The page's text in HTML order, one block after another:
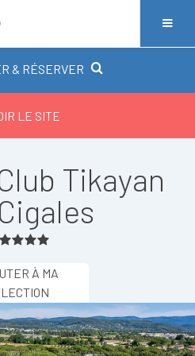
& RÉSERVER
LE SITE
Tikayan
À MA